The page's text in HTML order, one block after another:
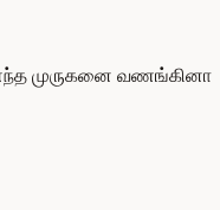
முருகனை வணங்கினா